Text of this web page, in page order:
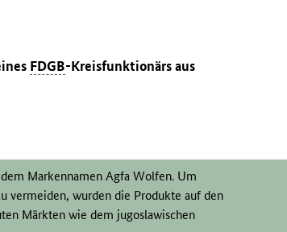
FDGB-Kreisfunktionärs aus
Markennamen Agfa Wolfen. Um
vermeiden, wurden die Produkte auf den
Märkten wie dem jugoslawischen